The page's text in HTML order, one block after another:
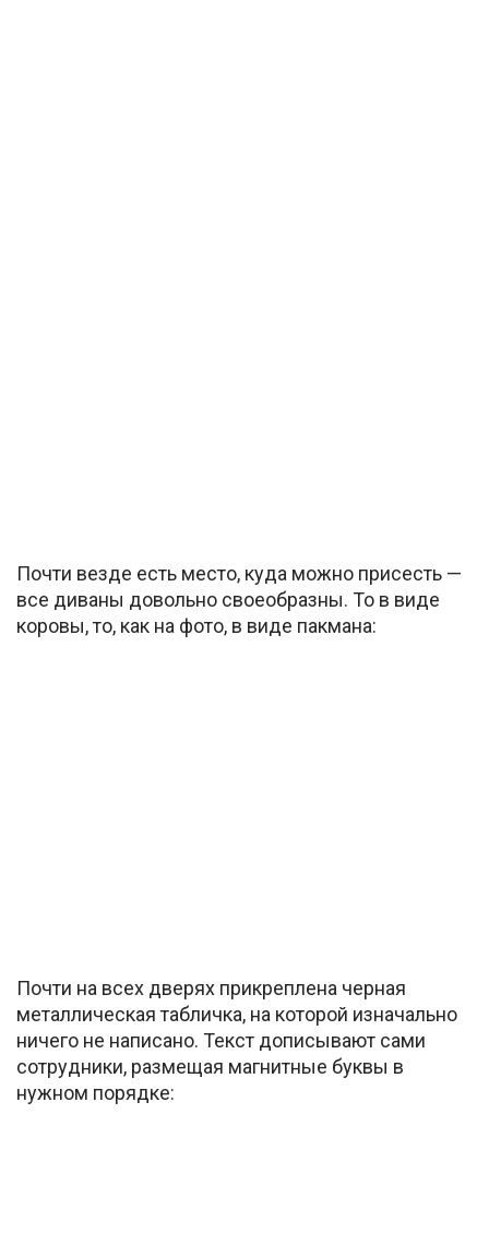
Почти везде есть место, куда можно присесть —
все диваны довольно своеобразны. То в виде
коровы, то, как на фото, в виде пакмана:
Почти на всех дверях прикреплена черная
металлическая табличка, на которой изначально
ничего не написано. Текст дописывают сами
сотрудники, размещая магнитные буквы в
нужном порядке: